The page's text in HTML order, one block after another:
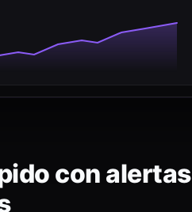
con alertas